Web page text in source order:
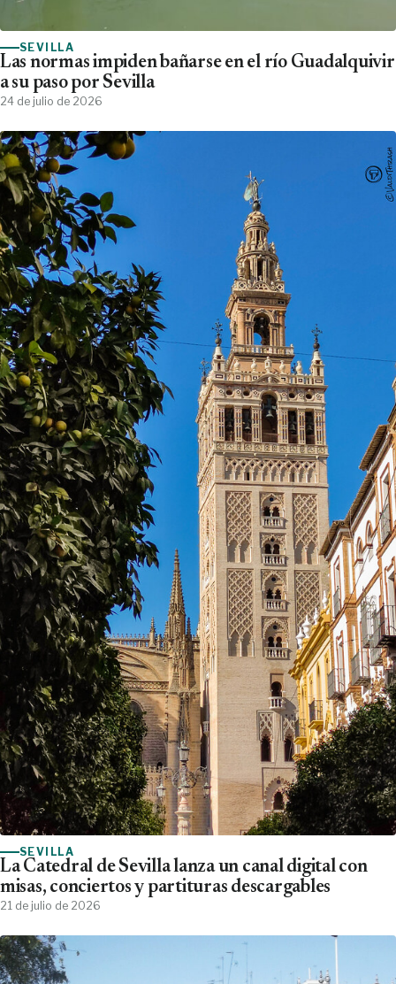
SEVILLA
Las normas impiden bañarse en el río Guadalquivir
a su paso por Sevilla
24 de julio de 2026
SEVILLA
La Catedral de Sevilla lanza un canal digital con
misas, conciertos y partituras descargables
21 de julio de 2026